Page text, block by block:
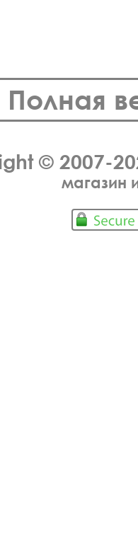
Полная
© 2007-
магазин